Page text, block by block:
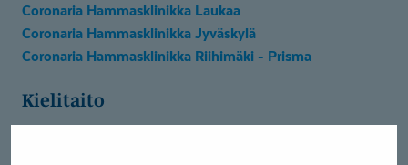
Coronaria Hammasklinikka Laukaa
Coronaria Hammasklinikka Jyväskylä
Coronaria Hammasklinikka Riihimäki - Prisma
Kielitaito